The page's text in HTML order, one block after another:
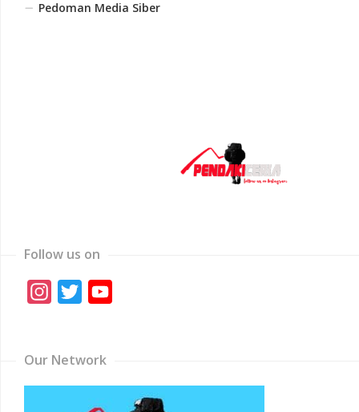
Pedoman Media Siber
Follow us on
Instagram
Twitter
Our Network